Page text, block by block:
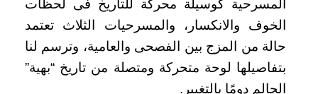
المسرحية كوسيلة محركة للتاريخ فى لحظات
الخوف والانكسار، والمسرحيات الثلاث تعتمد
حالة من المزج بين الفصحى والعامية، وترسم لنا
بتفاصيلها لوحة متحركة ومتصلة من تاريخ “بهية”
الحالم دومًا بالتغيير.